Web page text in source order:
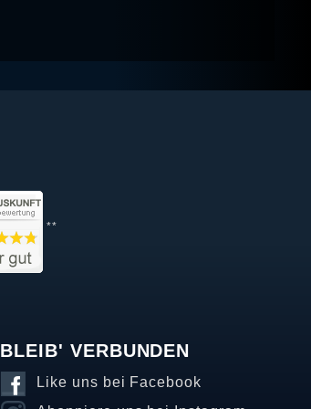
**
BLEIB' VERBUNDEN
Like uns bei Facebook